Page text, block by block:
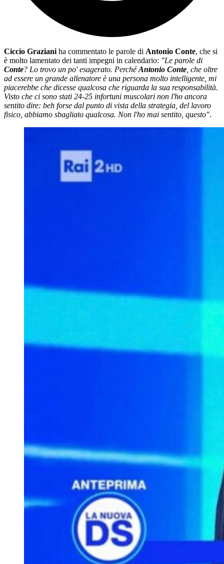
Ciccio Graziani ha commentato le parole di Antonio Conte, che si
è molto lamentato dei tanti impegni in calendario: "Le parole di
Conte? Lo trovo un po' esagerato. PerchéAntonio Conte , che oltre
ad essere un grande allenatore è una persona molto intelligente, mi
piacerebbe che dicesse qualcosa che riguarda la sua responsabilità.
Visto che ci sono stati 24-25 infortuni muscolari non l'ho ancora
sentito dire: beh forse dal punto di vista della strategia, del lavoro
fisico, abbiamo sbagliato qualcosa. Non l'ho mai sentito, questo".